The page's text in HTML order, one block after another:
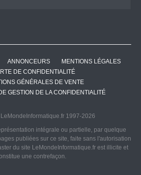
ANNONCEURS
MENTIONS LÉGALES
DE CONFIDENTIALITÉ
GÉNÉRALES DE VENTE
GESTION DE LA CONFIDENTIALITÉ
1997-2026
intégrale ou partielle, par quelque
publiées sur ce site, faite sans l'autorisation
du site LeMondeInformatique.fr est illicite et
une contrefaçon.